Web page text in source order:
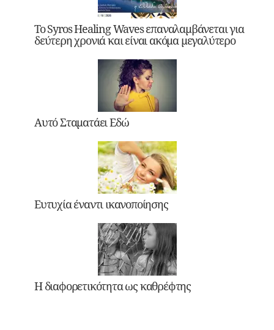
Το Syros Healing Waves επαναλαμβάνεται για
δεύτερη χρονιά και είναι ακόμα μεγαλύτερο
Αυτό Σταματάει Εδώ
Ευτυχία έναντι ικανοποίησης
Η διαφορετικότητα ως καθρέφτης